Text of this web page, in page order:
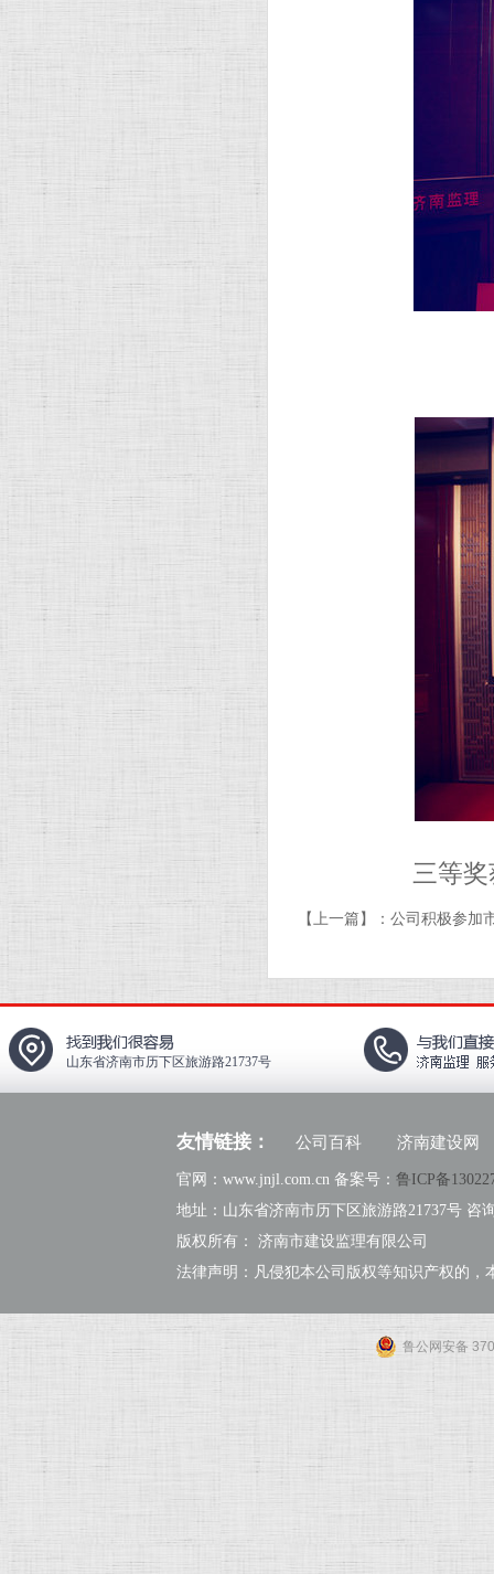
三等
【上一篇】： 公司积极参加
山东省济南市历下区旅游路21737号
友情链接： 公司百科 济南建设网
官网：www.jnjl.com.cn 备案号： 鲁ICP备
地址：山东省济南市历下区旅游路21737号 咨
版权所有： 济南市建设监理有限公司
法律声明：凡侵犯本公司版权等知识产权的，
鲁公网安备